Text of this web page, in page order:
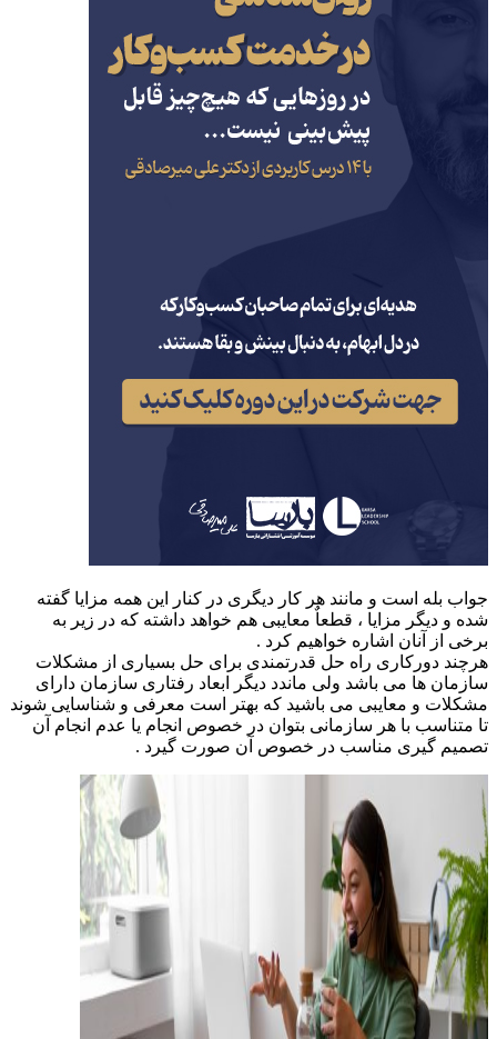
بله است و مانند هر کار دیگری در کنار این همه مزایا گفته
و دیگر مزایا ، قطعاٌ معایبی هم خواهد داشته که در زیر به
از آنان اشاره خواهیم کرد .
دورکاری راه حل قدرتمندی برای حل بسیاری از مشکلات
ها می باشد ولی ماندد دیگر ابعاد رفتاری سازمان دارای
و معایبی می باشید که بهتر است معرفی و شناسایی شوند
با هر سازمانی بتوان در خصوص انجام یا عدم انجام آن
گیری مناسب در خصوص آن صورت گیرد .